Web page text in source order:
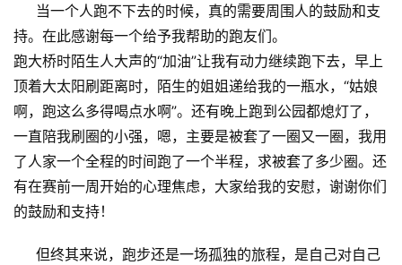
当一个人跑不下去的时候，真的需要周围人的鼓励和支
持。在此感谢每一个给予我帮助的跑友们。
跑大桥时陌生人大声的“加油”让我有动力继续跑下去，早上
顶着大太阳刷距离时，陌生的姐姐递给我的一瓶水，“姑娘
啊，跑这么多得喝点水啊”。还有晚上跑到公园都熄灯了，
一直陪我刷圈的小强，嗯，主要是被套了一圈又一圈，我用
了人家一个全程的时间跑了一个半程，求被套了多少圈。还
有在赛前一周开始的心理焦虑，大家给我的安慰，谢谢你们
的鼓励和支持！
但终其来说，跑步还是一场孤独的旅程，是自己对自己